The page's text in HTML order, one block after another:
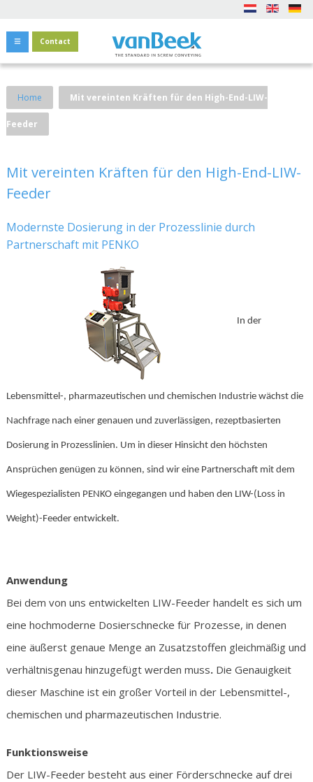
Contact
Home Mit vereinten Kräften für den High-End-LIW-
Feeder
Mit vereinten Kräften für den High-End-LIW-
Feeder
Modernste Dosierung in der Prozesslinie durch
Partnerschaft mit PENKO
In der
Lebensmittel-, pharmazeutischen und chemischen Industrie wächst die
Nachfrage nach einer genauen und zuverlässigen, rezeptbasierten
Dosierung in Prozesslinien. Um in dieser Hinsicht den höchsten
Ansprüchen genügen zu können, sind wir eine Partnerschaft mit dem
Wiegespezialisten PENKO eingegangen und haben den LIW-(Loss in
Weight)-Feeder entwickelt.
Anwendung
Bei dem von uns entwickelten LIW-Feeder handelt es sich um
eine hochmoderne Dosierschnecke für Prozesse, in denen
eine äußerst genaue Menge an Zusatzstoffen gleichmäßig und
verhältnisgenau hinzugefügt werden muss. Die Genauigkeit
dieser Maschine ist ein großer Vorteil in der Lebensmittel-,
chemischen und pharmazeutischen Industrie.
Funktionsweise
Der LIW-Feeder besteht aus einer Förderschnecke auf drei